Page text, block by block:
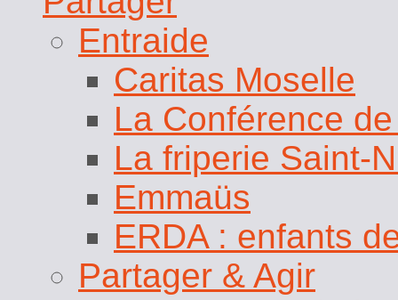
Entraide
Caritas Moselle
La Conférence
La friperie Saint-
Emmaüs
ERDA : enfants
Partager & Agir